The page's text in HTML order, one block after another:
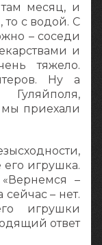
месяц, и
то с водой. С
– соседи
и
тяжело.
Ну а
приехали
его игрушка.
«Вернемся –
– нет.
игрушки
ответ